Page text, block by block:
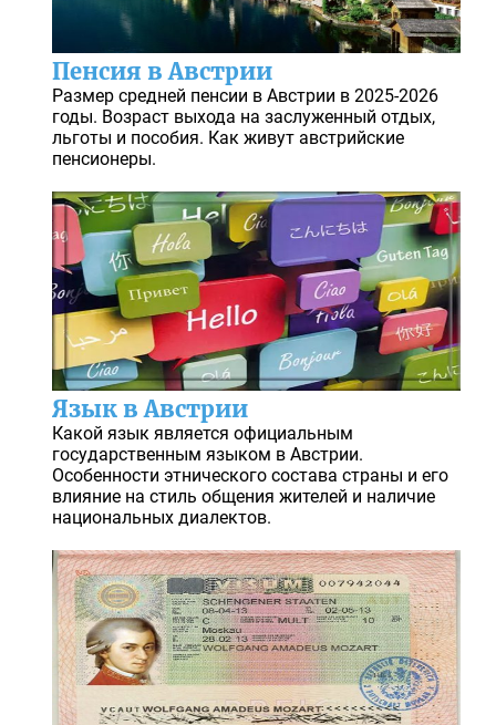
Пенсия в Австрии
Размер средней пенсии в Австрии в 2025-2026
годы. Возраст выхода на заслуженный отдых,
льготы и пособия. Как живут австрийские
пенсионеры.
Язык в Австрии
Какой язык является официальным
государственным языком в Австрии.
Особенности этнического состава страны и его
влияние на стиль общения жителей и наличие
национальных диалектов.